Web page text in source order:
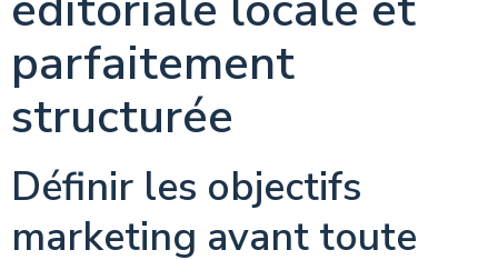
parfaitement
structurée
Définir les objectifs
marketing avant toute